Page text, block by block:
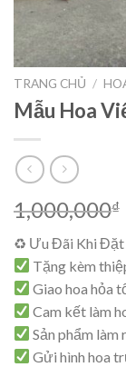
TRANG CHỦ /
Mẫu Hoa
1,000,000₫
♻ Ưu Đãi Khi Đặt
Tặng kèm
Giao hoa hỏa
Cam kết làm
Sản phẩm làm
Gửi hình hoa